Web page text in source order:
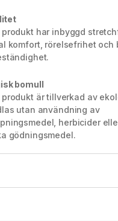
produkt har inbyggd
komfort, rörelsefrihet och
bomull
produkt är tillverkad av
utan användning av
herbicider
gödningsmedel.